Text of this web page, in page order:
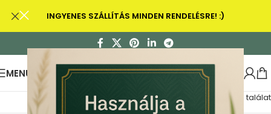
INGYENES SZÁLLÍTÁS MINDEN RENDELÉSRE! :)
MENU
Összesen 1 találat